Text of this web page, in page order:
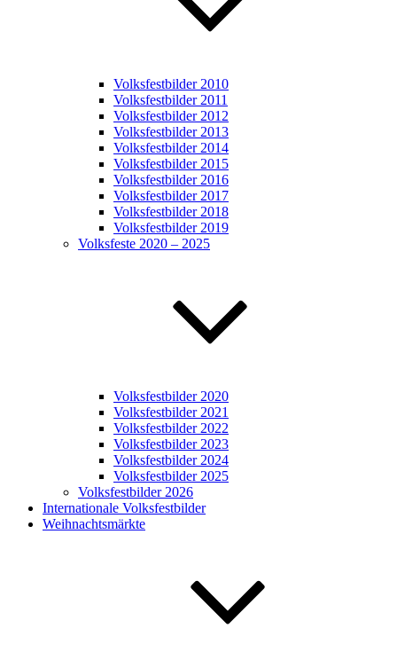
Volksfestbilder 2010
Volksfestbilder 2011
Volksfestbilder 2012
Volksfestbilder 2013
Volksfestbilder 2014
Volksfestbilder 2015
Volksfestbilder 2016
Volksfestbilder 2017
Volksfestbilder 2018
Volksfestbilder 2019
Volksfeste 2020 – 2025
Volksfestbilder 2020
Volksfestbilder 2021
Volksfestbilder 2022
Volksfestbilder 2023
Volksfestbilder 2024
Volksfestbilder 2025
Volksfestbilder 2026
Internationale Volksfestbilder
Weihnachtsmärkte